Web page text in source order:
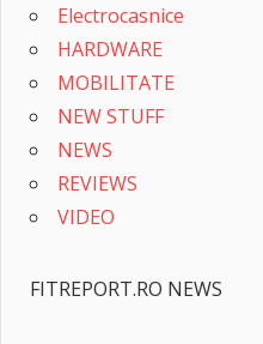
Electrocasnice
HARDWARE
MOBILITATE
NEW STUFF
NEWS
REVIEWS
VIDEO
FITREPORT.RO NEWS